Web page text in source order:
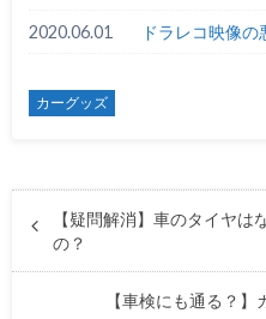
2020.06.01 ドラレコ映像
カーグッズ
【疑問解消】車のタイヤ
の？
【車検にも通る？